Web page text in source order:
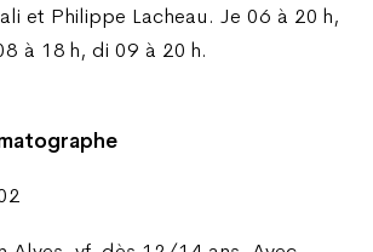
et Philippe Lacheau. Je 06 à 20 h,
à 18 h, di 09 à 20 h.